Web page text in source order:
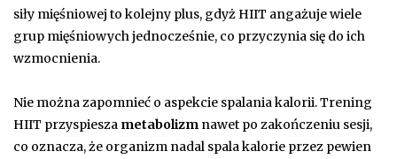
siły mięśniowej to kolejny plus, gdyż HIIT angażuje wiele
grup mięśniowych jednocześnie, co przyczynia się do ich
wzmocnienia.
Nie można zapomnieć o aspekcie spalania kalorii. Trening
HIIT przyspiesza metabolizm nawet po zakończeniu sesji,
co oznacza, że organizm nadal spala kalorie przez pewien